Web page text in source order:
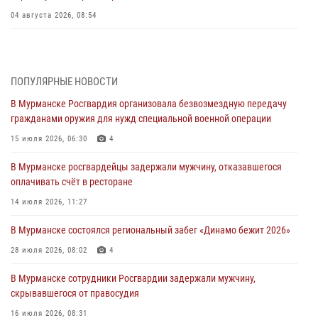
04 августа 2026, 08:54
03 августа 2026, 12:23 4
Сотрудники вневедомственной охраны Росгвардии пресекли
хулиганские действия дебошира на автозаправочной станции
города Кандалакши
Сотрудники Росгвардии провели инструктаж по
антитеррористической защищенности для членов избирательных
31 июля 2026, 08:48 3
ресторане
30 июля 2026, 14:09
ПОПУЛЯРНЫЕ НОВОСТИ
В Мурманске Росгвардия организовала безвозмездную передачу
гражданами оружия для нужд специальной военной операции
15 июля 2026, 06:30 4
В Мурманске росгвардейцы задержали мужчину, отказавшегося
оплачивать счёт в ресторане
14 июля 2026, 11:27
В Мурманске состоялся региональный забег «Динамо бежит 2026»
28 июля 2026, 08:02 4
В Мурманске сотрудники Росгвардии задержали мужчину,
скрывавшегося от правосудия
16 июля 2026, 08:31